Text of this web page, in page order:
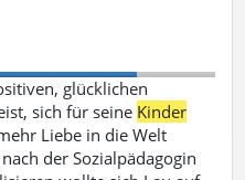
glücklichen
sich für seine Kinder
Liebe in die Welt
der Sozialpädagogin